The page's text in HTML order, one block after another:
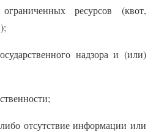
ресурсов (квот,
надзора и (или)
отсутствие информации или